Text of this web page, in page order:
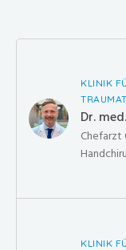
KLINIK
Dr.
KLINIK